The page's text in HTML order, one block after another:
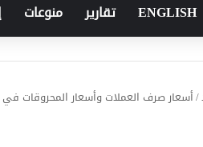
ENGLISH تقارير منوعات
/أسعار صرف العملات وأسعار المحروقات في